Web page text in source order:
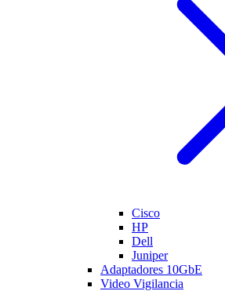
Cisco
HP
Dell
Juniper
Adaptadores 10GbE
Video Vigilancia